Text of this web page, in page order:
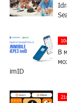
В
imID